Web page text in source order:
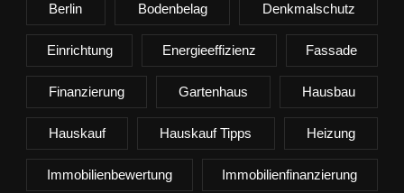
Berlin Bodenbelag Denkmalschutz
Einrichtung Energieeffizienz Fassade
Finanzierung Gartenhaus Hausbau
Hauskauf Hauskauf Tipps Heizung
Immobilienbewertung Immobilienfinanzierung